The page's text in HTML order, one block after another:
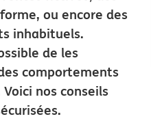
ou encore des
inhabituels.
de les
comportements
nos conseils